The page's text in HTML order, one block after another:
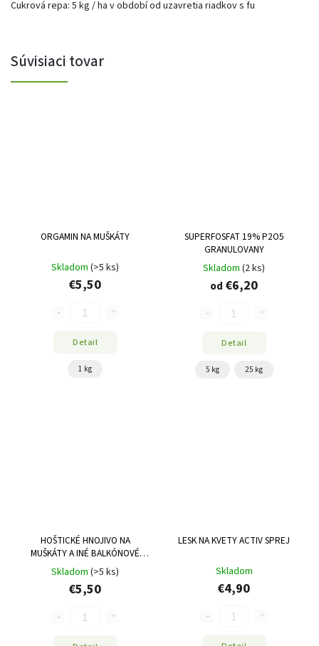
Cukrová repa: 5 kg / ha v období od uzavretia riadkov s fu
Súvisiaci tovar
ORGAMIN NA MUŠKÁTY
Skladom (>5 ks)
€5,50
Detail
1 kg
SUPERFOSFAT 19% P2O5
GRANULOVANY
Skladom (2 ks)
od €6,20
Detail
5 kg 25 kg
HOŠTICKÉ HNOJIVO NA
MUŠKÁTY A INÉ BALKÓNOVÉ
RASTLINY
Skladom (>5 ks)
€5,50
LESK NA KVETY ACTIV SPREJ
Skladom
€4,90